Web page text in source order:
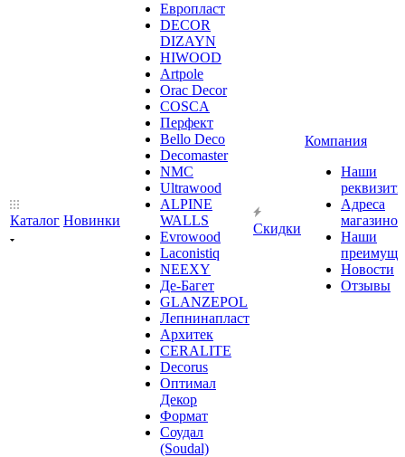
Каталог Новинки
Европласт
DECOR
DIZAYN
HIWOOD
Artpole
Orac Decor
COSCA
Перфект
Bello Deco
Decomaster
NMС
Ultrawood
ALPINE
WALLS
Evrowood
Laconistiq
NEEXY
Де-Багет
GLANZEPOL
Лепнинапласт
Архитек
CERALITE
Decorus
Оптимал
Декор
Формат
Соудал
(Soudal)
Скидки
Компания
Наши
Адреса
магазинов
Наши
Новости
Отзывы